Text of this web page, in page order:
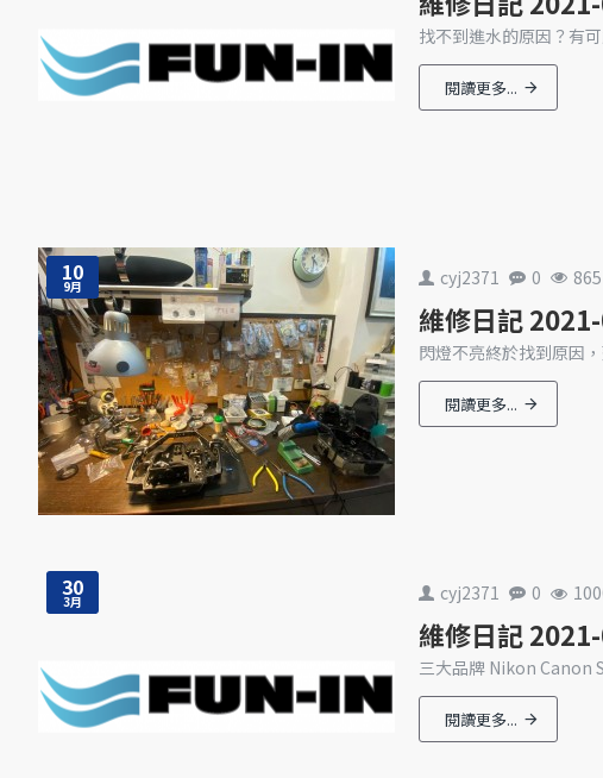
找不到進水的原因？有
閱讀更多...
10
9月 cyj2371 0 865
維修日記
閃燈不亮終於找到原因
閱讀更多...
30
3月 cyj2371 0
維修日記
三大品牌 Nikon Canon
閱讀更多...